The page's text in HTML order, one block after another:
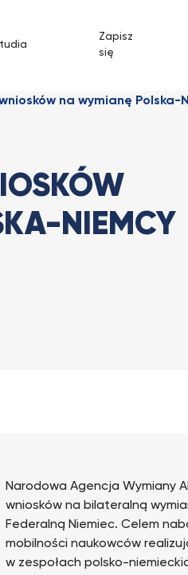
Zapisz
się
na wymianę Polska-
NIEMCY
Narodowa Agencja Wymiany
wniosków na bilateralną
Federalną Niemiec. Celem
mobilności naukowców
w zespołach polsko-